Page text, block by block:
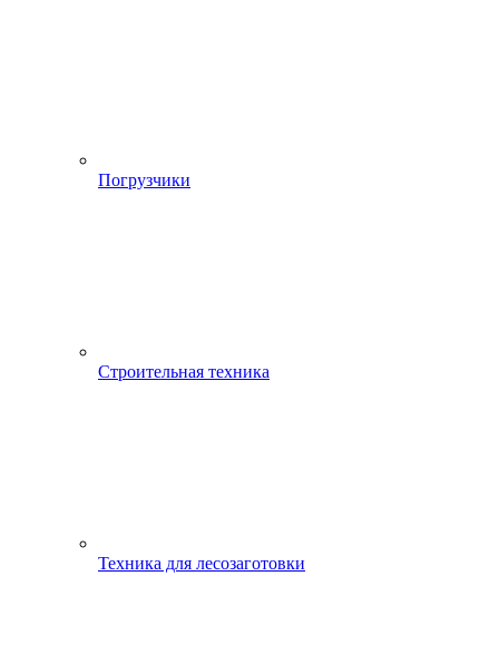
Погрузчики
Строительная техника
Техника для лесозаготовки